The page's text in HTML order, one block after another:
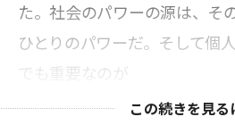
た。社会のパワーの源は、そ
ひとりのパワーだ。そして個
でも重要なのが
この続きを見る